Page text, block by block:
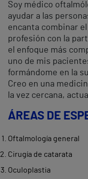
Soy médico
ayudar a las
encanta combinar
profesión con la
el enfoque más
uno de mis
formándome en la
Creo en una
la vez cercana,
ÁREAS DE
Oftalmología general
Cirugía de catarata
Oculoplastia